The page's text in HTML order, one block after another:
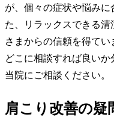
が、個々の症状や悩みに
た、リラックスできる
さまからの信頼を得て
どこに相談すれば良い
当院にご相談ください。
肩こり改善の疑